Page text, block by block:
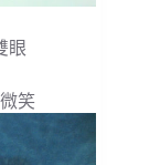
眼
笑